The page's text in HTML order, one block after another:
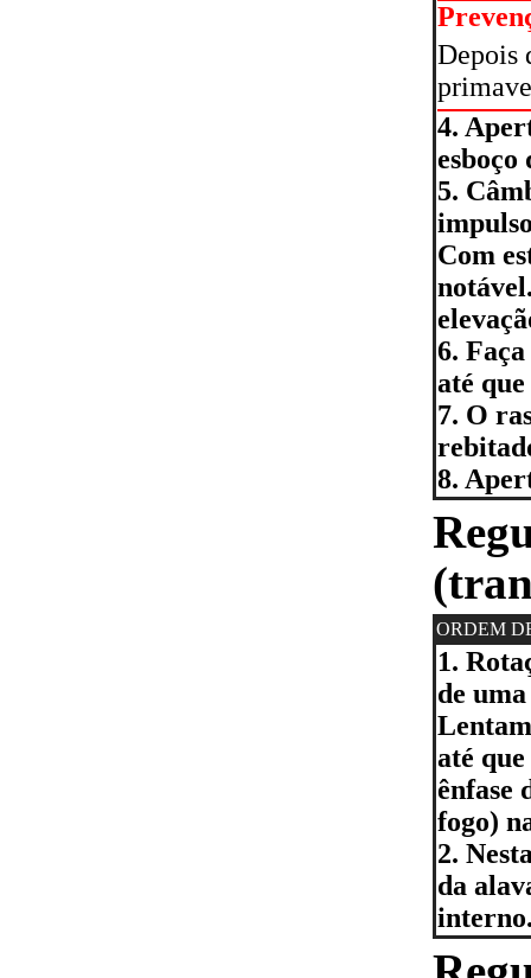
Depois
4.
esboço
5.
Com
6.
até
7. O
8.
ORDEM
1.
de
até
ênfase
fogo)
2.
da